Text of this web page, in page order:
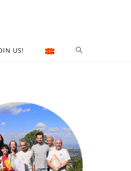
US!